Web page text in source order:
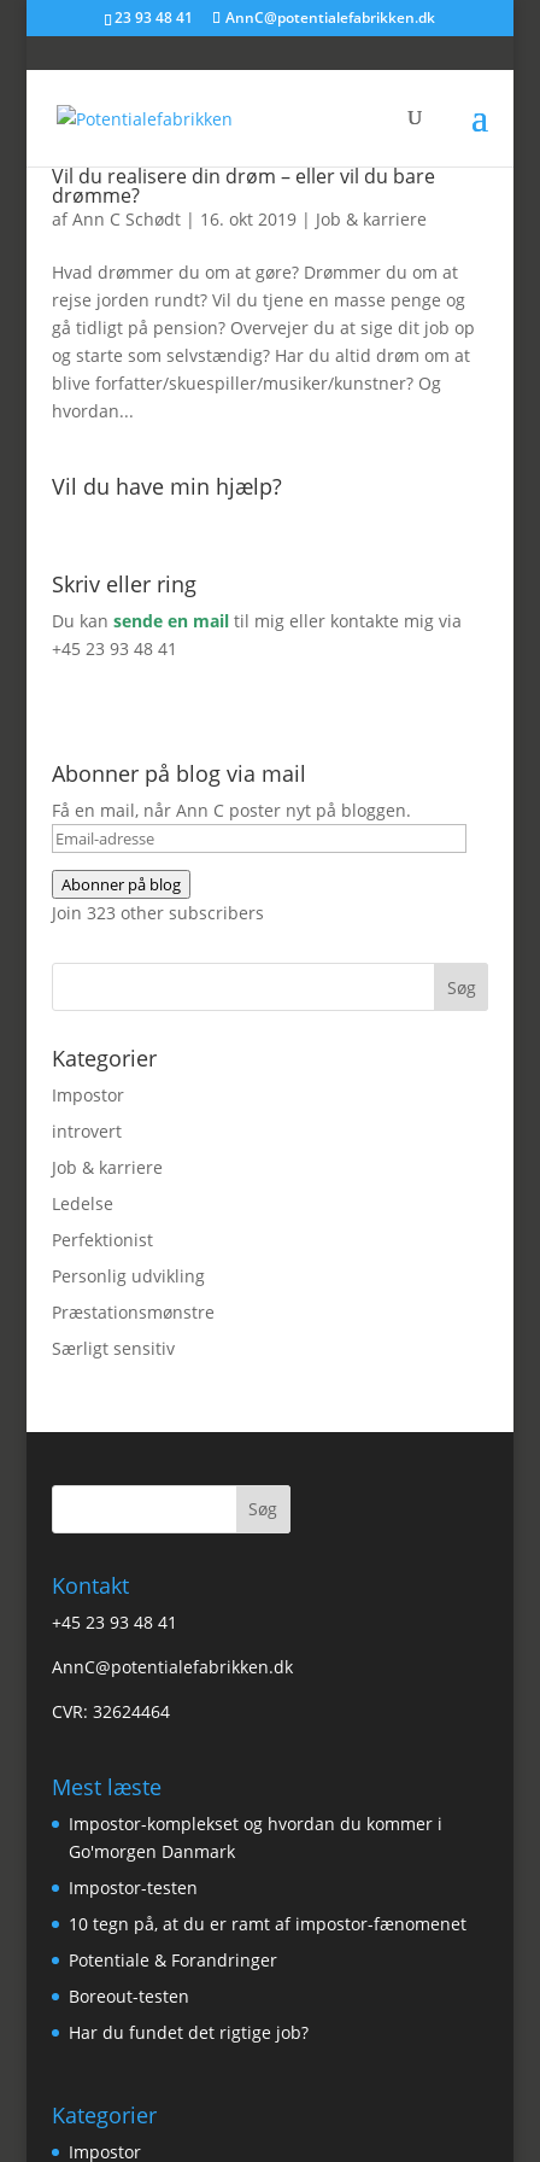
23 93 48 41 AnnC@potentialefabrikken.dk
Vil du realisere din drøm – eller vil du bare
drømme?
afAnn C Schødt| 16. okt 2019| Job & karriere
Hvad drømmer du om at gøre? Drømmer du om at
rejse jorden rundt? Vil du tjene en masse penge og
gå tidligt på pension? Overvejer du at sige dit job op
og starte som selvstændig? Har du altid drøm om at
blive forfatter/skuespiller/musiker/kunstner? Og
hvordan...
Vil du have min hjælp?
Skriv eller ring
Du kan sende en mail til mig eller kontakte mig via
+45 23 93 48 41
Abonner på blog via mail
Få en mail, når Ann C poster nyt på bloggen.
Email-
adresse
Abonner på blog
Join 323 other subscribers
Kategorier
Impostor
introvert
Job & karriere
Ledelse
Perfektionist
Personlig udvikling
Præstationsmønstre
Særligt sensitiv
Kontakt
+45 23 93 48 41
AnnC@potentialefabrikken.dk
CVR: 32624464
Mest læste
Impostor-komplekset og hvordan du kommer i
Go'morgen Danmark
Impostor-testen
10 tegn på, at du er ramt af impostor-fænomenet
Potentiale & Forandringer
Boreout-testen
Har du fundet det rigtige job?
Kategorier
Impostor